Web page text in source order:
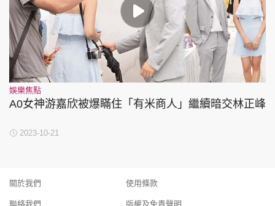
娛樂焦點
A0女神游嘉欣被爆瞞住「有米商人」繼續暗交林正峰
2023-10-21
關於我們
聯絡我們
使用條款
版權及免責聲明